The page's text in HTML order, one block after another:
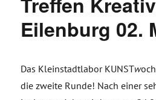
Eilenburg 02.
Das Kleinstadtlabor KUNSTw
die zweite Runde! Nach einer